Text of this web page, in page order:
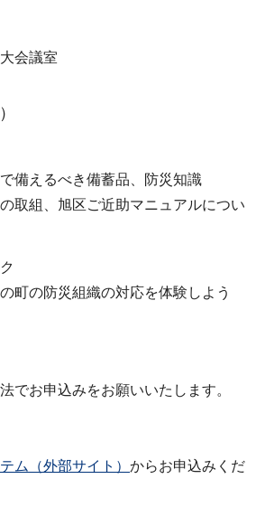
会議室
えるべき備蓄品、防災知識
、旭区ご近助マニュアルについ
防災組織の対応を体験しよう
でお申込みをお願いいたします。
ム（外部サイト） からお申込みくだ